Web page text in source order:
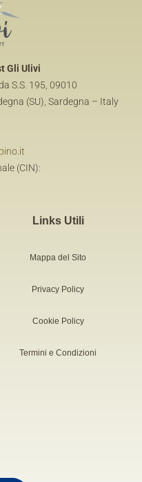
Gli Ulivi
S.S. 195, 09010
(SU), Sardegna – Italy
(CIN):
Links Utili
Mappa del Sito
Privacy Policy
Cookie Policy
Termini e Condizioni